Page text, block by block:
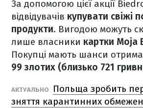
За допомогою цієї акції
відвідувачів купувати свіжі
продукти. Вигодою можуть
лише власники картки Moja
Покупці мають шанси
99 злотих (близько 721
АКТУАЛЬНО
Польща зробить
зняття карантинних